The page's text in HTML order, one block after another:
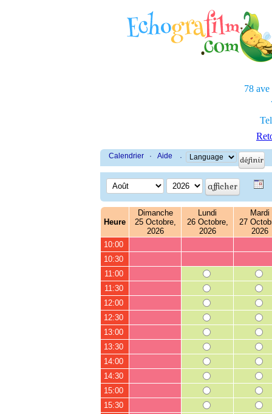
78 ave
Calendrier · Aide ·
Heure
Dimanche
25 Octobre,
2026
Lundi
26 Octobre,
2026
Mardi
27
2026
10:00
10:30
11:00
11:30
12:00
12:30
13:00
13:30
14:00
14:30
15:00
15:30